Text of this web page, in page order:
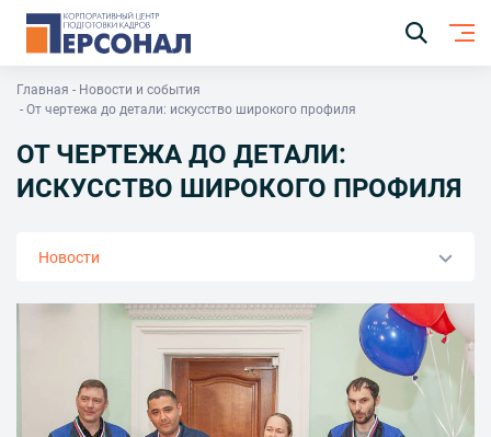
Главная
Новости и события
От чертежа до детали: искусство широкого профиля
ОТ ЧЕРТЕЖА ДО ДЕТАЛИ:
ИСКУССТВО ШИРОКОГО ПРОФИЛЯ
Новости